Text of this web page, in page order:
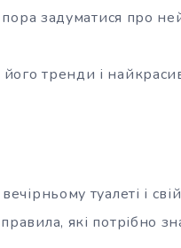
пора задуматися про
тренди і
туалеті і
які потрібно